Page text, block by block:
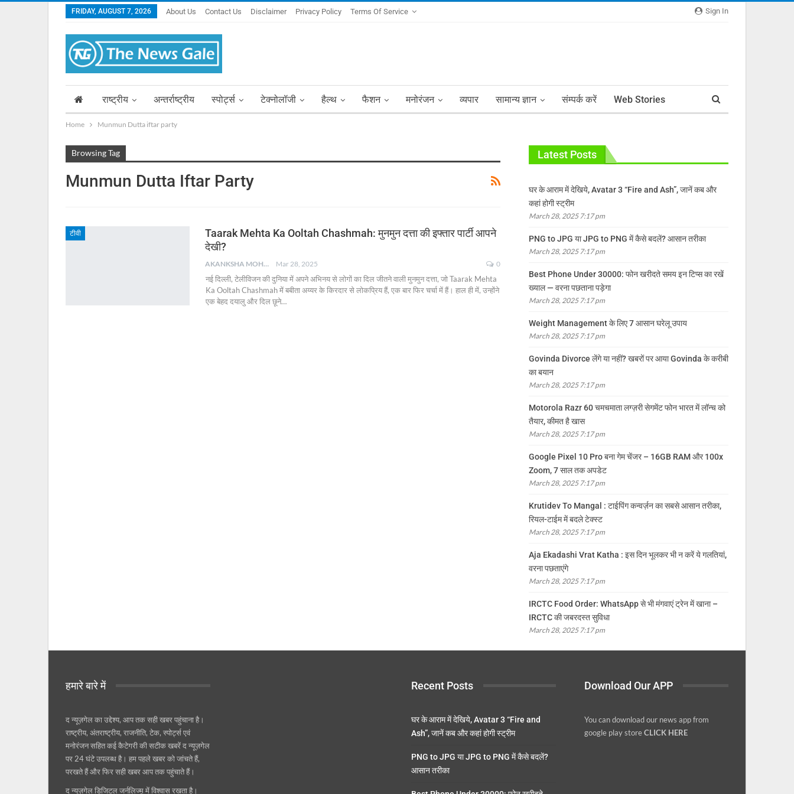
Sign In
FRIDAY, AUGUST 7, 2026 About Us Contact Us Disclaimer Privacy Policy Terms Of Service
राष्ट्रीय अन्तर्राष्ट्रीय स्पोर्ट्स टेक्नोलॉजी हैल्थ फैशन मनोरंजन व्यपार सामान्य ज्ञान संम्पर्क करें Web Stories
Home Munmun Dutta iftar party
Browsing Tag
Munmun Dutta Iftar Party
टीवी
Taarak Mehta Ka Ooltah Chashmah: मुनमुन दत्ता की इफ्तार पार्टी आपने
देखी?
AKANKSHA MOHAN Mar 28, 2025 0
नई दिल्ली, टेलीविजन की दुनिया में अपने अभिनय से लोगों का दिल जीतने वाली मुनमुन दत्ता, जो Taarak Mehta
Ka Ooltah Chashmah में बबीता अय्यर के किरदार से लोकप्रिय हैं, एक बार फिर चर्चा में हैं। हाल ही में, उन्होंने
एक बेहद दयालु और दिल छूने…
Latest Posts
घर के आराम में देखिये, Avatar 3 “Fire and Ash”, जानें कब और
कहां होगी स्ट्रीम
March 28, 2025 7:17 pm
PNG to JPG या JPG to PNG में कैसे बदलें? आसान तरीका
March 28, 2025 7:17 pm
Best Phone Under 30000: फोन खरीदते समय इन टिप्स का रखें
ख्याल — वरना पछताना पड़ेगा
March 28, 2025 7:17 pm
Weight Management के लिए 7 आसान घरेलू उपाय
March 28, 2025 7:17 pm
Govinda Divorce लेंगे या नहीं? खबरों पर आया Govinda के करीबी
का बयान
March 28, 2025 7:17 pm
Motorola Razr 60 चमचमाता लग्ज़री सेगमेंट फोन भारत में लॉन्च को
तैयार, कीमत है खास
March 28, 2025 7:17 pm
Google Pixel 10 Pro बना गेम चेंजर – 16GB RAM और 100x
Zoom, 7 साल तक अपडेट
March 28, 2025 7:17 pm
Krutidev To Mangal : टाईपिंग कन्वर्ज़न का सबसे आसान तरीका,
रियल-टाईम में बदले टेक्स्ट
March 28, 2025 7:17 pm
Aja Ekadashi Vrat Katha : इस दिन भूलकर भी न करें ये गलतियां,
वरना पछताएंगे
March 28, 2025 7:17 pm
IRCTC Food Order: WhatsApp से भी मंगवाएं ट्रेन में खाना –
IRCTC की जबरदस्त सुविधा
March 28, 2025 7:17 pm
हमारे बारे में
द न्यूज़गेल का उद्देश्य, आप तक सही खबर पहुंचाना है।
राष्ट्रीय, अंतराष्ट्रीय, राजनीति, टेक, स्पोर्ट्स एवं
मनोरंजन सहित कई कैटेगरी की सटीक खबरें द न्यूज़गेल
पर 24 घंटे उपलब्ध है। हम पहले खबर को जांचते हैं,
परखते हैं और फिर सही खबर आप तक पहुंचाते हैं।
द न्यूज़गेल डिजिटल जर्नलिज्म़ में विश्वास रखता है।
Recent Posts
घर के आराम में देखिये, Avatar 3 “Fire and
Ash”, जानें कब और कहां होगी स्ट्रीम
PNG to JPG या JPG to PNG में कैसे बदलें?
आसान तरीका
Download Our APP
You can download our news app from
google play storeCLICK HERE